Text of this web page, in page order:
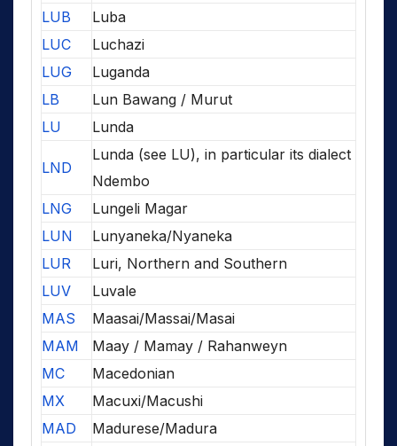
LUB
Luba
LUC
Luchazi
LUG
Luganda
LB
Lun Bawang / Murut
LU
Lunda
LND
Lunda (see LU), in particular its dialect
Ndembo
LNG
Lungeli Magar
LUN
Lunyaneka/Nyaneka
LUR
Luri, Northern and Southern
LUV
Luvale
MAS
Maasai/Massai/Masai
MAM
Maay / Mamay / Rahanweyn
MC
Macedonian
MX
Macuxi/Macushi
MAD
Madurese/Madura